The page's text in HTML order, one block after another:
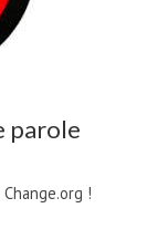
parole
!